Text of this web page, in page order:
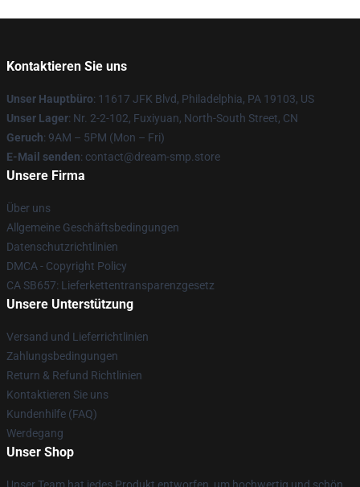
Kontaktieren Sie uns
Unser Hauptbüro: 11617 JFK Blvd, Philadelphia, PA 19103, US
Unser Lager: Nr. 2-2-102, Fuxiyuan, North-South Street, CN
Geruch: 9AM – 5PM (Mon – Fri)
E-Mail senden: contact@dream-smp.store
Unsere Firma
Über uns
Allgemeine Geschäftsbedingungen
Datenschutzrichtlinien
DMCA - Copyright Policy
CA SB657: Lieferkettentransparenzgesetz
Unsere Unterstützung
Versand und Lieferrichtlinien
Zahlungsbedingungen
Return & Refund Richtlinien
Kontaktieren Sie uns
Kundenhilfe (FAQ)
Werdegang
Unser Shop